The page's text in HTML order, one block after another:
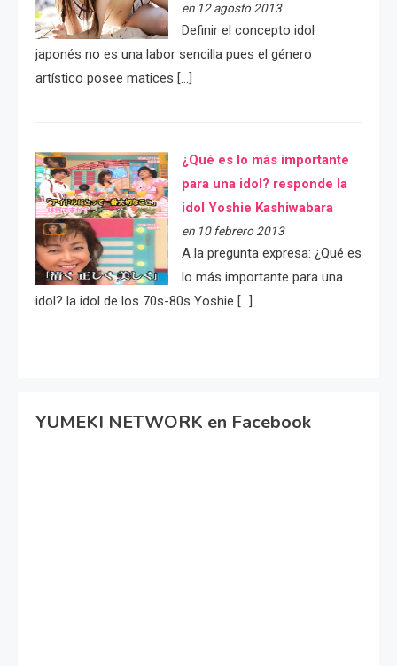
en 12 agosto 2013
Definir el concepto idol
japonés no es una labor sencilla pues el género
artístico posee matices […]
¿Qué es lo más importante
para una idol? responde la
idol Yoshie Kashiwabara
en 10 febrero 2013
A la pregunta expresa: ¿Qué es
lo más importante para una
idol? la idol de los 70s-80s Yoshie […]
YUMEKI NETWORK en Facebook